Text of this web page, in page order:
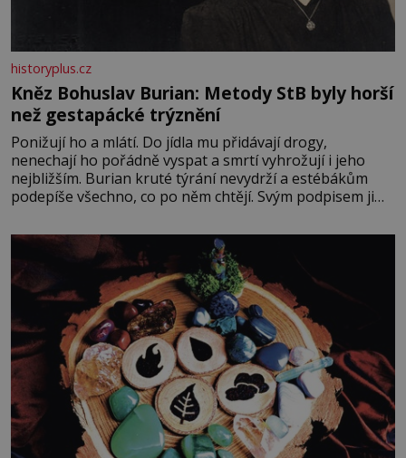
historyplus.cz
Kněz Bohuslav Burian: Metody StB byly horší
než gestapácké trýznění
Ponižují ho a mlátí. Do jídla mu přidávají drogy,
nenechají ho pořádně vyspat a smrtí vyhrožují i jeho
nejbližším. Burian kruté týrání nevydrží a estébákům
podepíše všechno, co po něm chtějí. Svým podpisem jim
fyzický ani psychický nátlak. Syn brněnského řezníka
chce být knězem a